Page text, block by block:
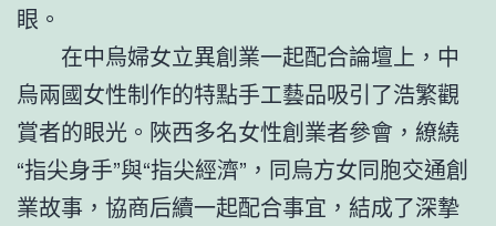
眼。
在中烏婦女立異創業一起配合論壇上，中
烏兩國女性制作的特點手工藝品吸引了浩繁觀
賞者的眼光。陜西多名女性創業者參會，繚繞
“指尖身手”與“指尖經濟”，同烏方女同胞交通創
業故事，協商后續一起配合事宜，結成了深摯